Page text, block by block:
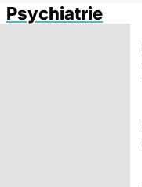
Psychiatrie